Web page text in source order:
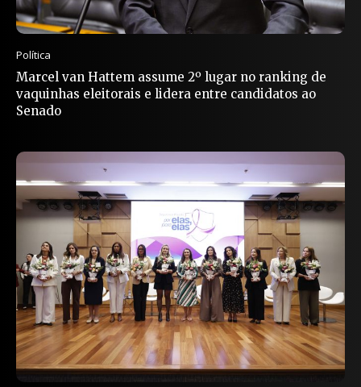
Política
Marcel van Hattem assume 2º lugar no ranking de
vaquinhas eleitorais e lidera entre candidatos ao
Senado